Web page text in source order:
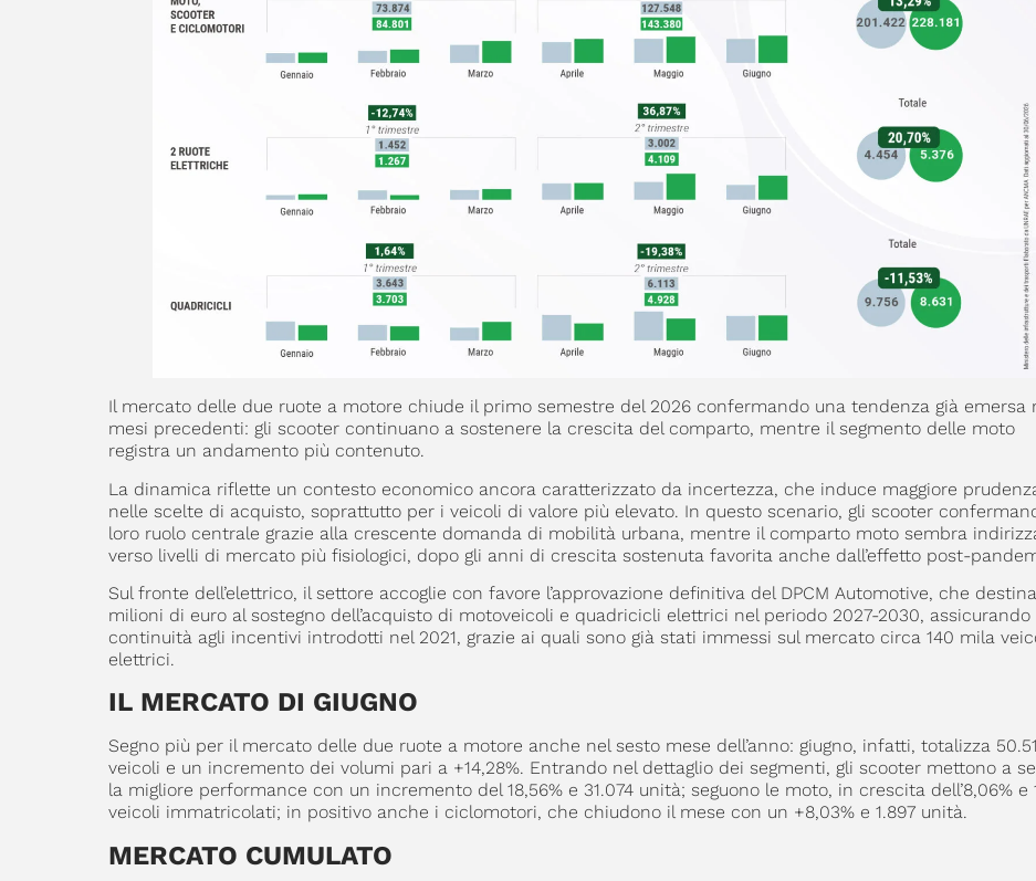
Il mercato delle due ruote a motore chiude il primo semestre del 2026 confermando una tendenza già emersa
mesi precedenti: gli scooter continuano a sostenere la crescita del comparto, mentre il segmento delle moto
registra un andamento più contenuto.
La dinamica riflette un contesto economico ancora caratterizzato da incertezza, che induce maggiore
nelle scelte di acquisto, soprattutto per i veicoli di valore più elevato. In questo scenario, gli scooter
loro ruolo centrale grazie alla crescente domanda di mobilità urbana, mentre il comparto moto sembra
verso livelli di mercato più fisiologici, dopo gli anni di crescita sostenuta favorita anche dall’effetto post-
Sul fronte dell’elettrico, il settore accoglie con favore l’approvazione definitiva del DPCM Automotive, che
milioni di euro al sostegno dell’acquisto di motoveicoli e quadricicli elettrici nel periodo 2027-2030, assicurando
continuità agli incentivi introdotti nel 2021, grazie ai quali sono già stati immessi sul mercato circa 140 mila
elettrici.
IL MERCATO DI GIUGNO
Segno più per il mercato delle due ruote a motore anche nel sesto mese dell’anno: giugno, infatti, totalizza
veicoli e un incremento dei volumi pari a +14,28%. Entrando nel dettaglio dei segmenti, gli scooter mettono a
la migliore performance con un incremento del 18,56% e 31.074 unità; seguono le moto, in crescita dell’8,06% e
veicoli immatricolati; in positivo anche i ciclomotori, che chiudono il mese con un +8,03% e 1.897 unità.
MERCATO CUMULATO